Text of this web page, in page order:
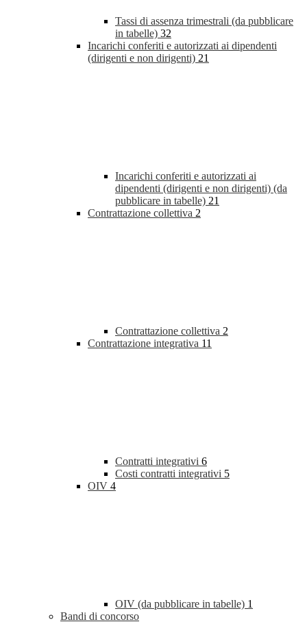
Tassi di assenza trimestrali (da pubblicare
in tabelle) 32
Incarichi conferiti e autorizzati ai dipendenti
(dirigenti e non dirigenti) 21
Incarichi conferiti e autorizzati ai
dipendenti (dirigenti e non dirigenti) (da
pubblicare in tabelle) 21
Contrattazione collettiva 2
Contrattazione collettiva 2
Contrattazione integrativa 11
Contratti integrativi 6
Costi contratti integrativi 5
OIV 4
OIV (da pubblicare in tabelle) 1
Bandi di concorso